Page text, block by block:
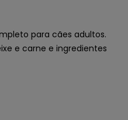
para cães adultos.
e carne e ingredientes